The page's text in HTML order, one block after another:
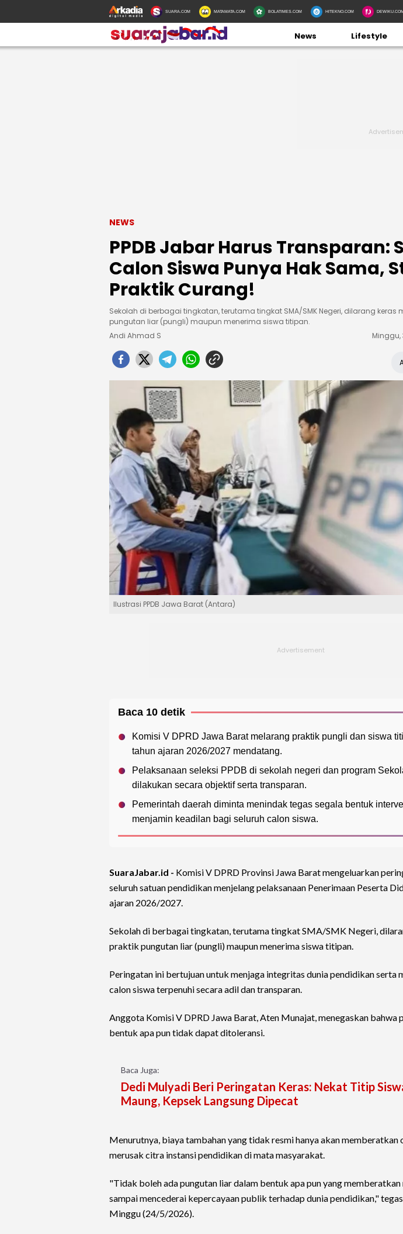
SUARA.COM MATAMATA.COM BOLATIMES.COM HITEKNO.COM
News Lifestyle
NEWS
PPDB Jabar Harus Transparan:
Calon Siswa Punya Hak Sama,
Praktik Curang!
Sekolah di berbagai tingkatan, terutama tingkat SMA/SMK Negeri, dilarang keras
pungutan liar (pungli) maupun menerima siswa titipan.
Andi Ahmad S
Minggu,
Ilustrasi PPDB Jawa Barat (Antara)
Baca 10 detik
Komisi V DPRD Jawa Barat melarang praktik pungli dan siswa
tahun ajaran 2026/2027 mendatang.
Pelaksanaan seleksi PPDB di sekolah negeri dan program
dilakukan secara objektif serta transparan.
Pemerintah daerah diminta menindak tegas segala bentuk
menjamin keadilan bagi seluruh calon siswa.
SuaraJabar.id - Komisi V DPRD Provinsi Jawa Barat mengeluarkan
seluruh satuan pendidikan menjelang pelaksanaan Penerimaan Peserta
ajaran 2026/2027.
Sekolah di berbagai tingkatan, terutama tingkat SMA/SMK Negeri,
praktik pungutan liar (pungli) maupun menerima siswa titipan.
Peringatan ini bertujuan untuk menjaga integritas dunia pendidikan serta
calon siswa terpenuhi secara adil dan transparan.
Anggota Komisi V DPRD Jawa Barat, Aten Munajat, menegaskan bahwa
bentuk apa pun tidak dapat ditoleransi.
Baca Juga:
Dedi Mulyadi Beri Peringatan Keras: Nekat Titip
Maung, Kepsek Langsung Dipecat
Menurutnya, biaya tambahan yang tidak resmi hanya akan memberatkan
merusak citra instansi pendidikan di mata masyarakat.
"Tidak boleh ada pungutan liar dalam bentuk apa pun yang
sampai mencederai kepercayaan publik terhadap dunia pendidikan,"
Minggu (24/5/2026).